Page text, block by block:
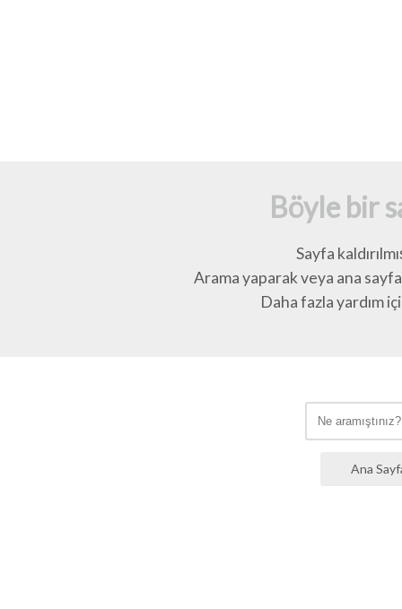
Böyle bir
Sayfa
Arama yaparak veya ana
Daha fazla yardım
Ana